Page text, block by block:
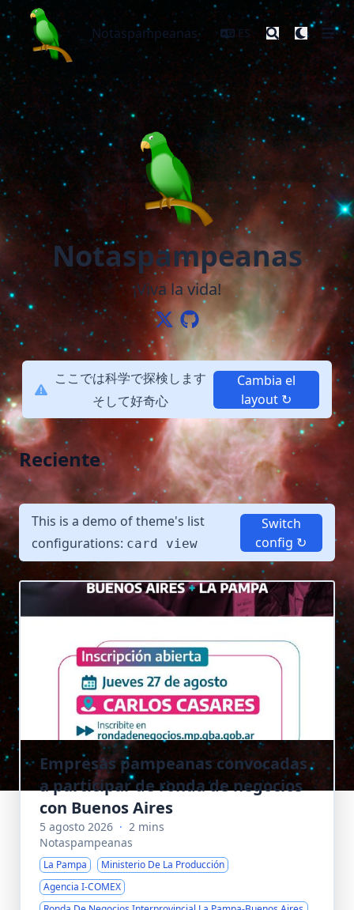
Notaspampeanas
Notaspampeanas ES
Notaspampeanas
¡Viva la vida!
ここでは科学で探検します
そして好奇心
Cambia el
layout ↻
Reciente
This is a demo of theme's list
configurations: card view
Switch
config ↻
Empresas pampeanas convocadas
a participar de ronda de negocios
con Buenos Aires
5 agosto 2026 · 2 mins
Notaspampeanas
La Pampa
Ministerio De La Producción
Agencia I-COMEX